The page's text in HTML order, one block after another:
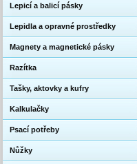
Lepicí a balicí pásky
Lepidla a opravné prostředky
Magnety a magnetické pásky
Razítka
Tašky, aktovky a kufry
Kalkulačky
Psací potřeby
Nůžky